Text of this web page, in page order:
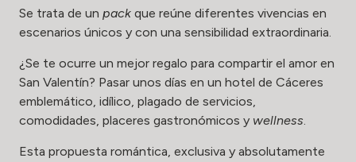
Se trata de un pack que reúne diferentes vivencias en
escenarios únicos y con una sensibilidad extraordinaria.
¿Se te ocurre un mejor regalo para compartir el amor en
San Valentín? Pasar unos días en un hotel de Cáceres
emblemático, idílico, plagado de servicios,
comodidades, placeres gastronómicos y wellness.
Esta propuesta romántica, exclusiva y absolutamente